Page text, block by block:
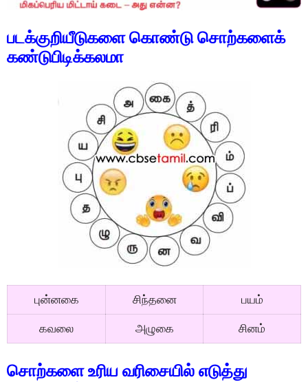
படக்குறியீடுகளை கொண்டு சொற்களைக்
கண்டுபிடிக்கலமா
புன்னகை சிந்தனை பயம்
கவலை அழுகை சினம்
சொற்களை உரிய வரிசையில் எடுத்து